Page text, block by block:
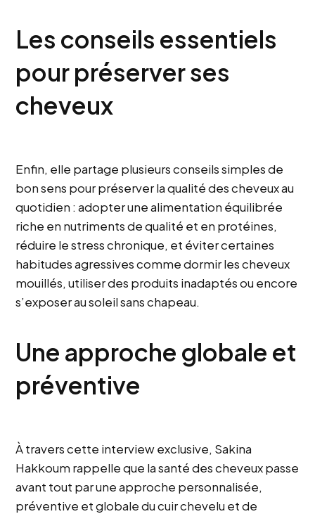
Les conseils essentiels
pour préserver ses
cheveux
Enfin, elle partage plusieurs conseils simples de
bon sens pour préserver la qualité des cheveux au
quotidien : adopter une alimentation équilibrée
riche en nutriments de qualité et en protéines,
réduire le stress chronique, et éviter certaines
habitudes agressives comme dormir les cheveux
mouillés, utiliser des produits inadaptés ou encore
s’exposer au soleil sans chapeau.
Une approche globale et
préventive
À travers cette interview exclusive, Sakina
Hakkoum rappelle que la santé des cheveux passe
avant tout par une approche personnalisée,
préventive et globale du cuir chevelu et de